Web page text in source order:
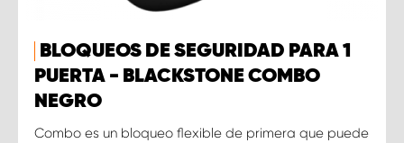
BLOQUEOS DE SEGURIDAD PARA 1
PUERTA - BLACKSTONE COMBO
NEGRO
Combo es un bloqueo flexible de primera que puede